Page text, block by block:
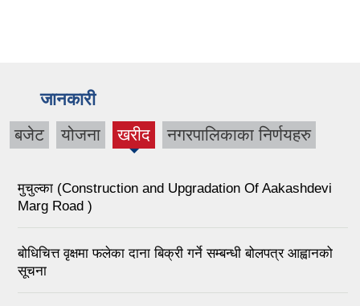
जानकारी
बजेट योजना खरीद
(active
नगरपालिकाका निर्णयहरु
मुचुल्का (Construction and Upgradation Of Aakashdevi
Marg Road )
बोधिचित्त वृक्षमा फलेका दाना बिक्री गर्ने सम्बन्धी बोलपत्र आह्वानको
सूचना